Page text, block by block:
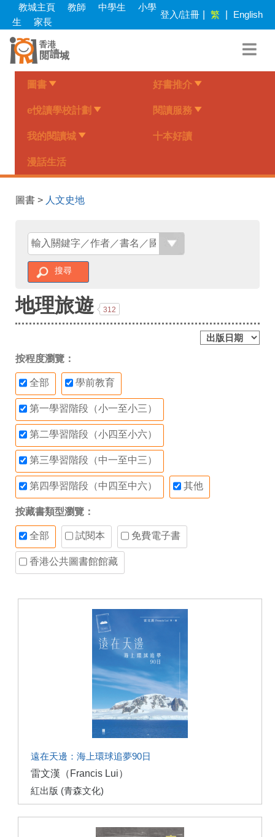
Skip
main
content
教城主頁 教師 中學生
小學
生
家長
登入/註冊 繁 English
圖書 好書推介
e悅讀學校計劃 閱讀服務
我的閱讀城 十本好讀
漫話生活
圖書 > 人文史地
搜尋
地理旅遊 312
按程度瀏覽：
全部 學前教育
第一學習階段（小一至小三）
第二學習階段（小四至小六）
第三學習階段（中一至中三）
第四學習階段（中四至中六） 其他
按藏書類型瀏覽：
全部 試閱本 免費電子書
香港公共圖書館館藏
遠在天邊：海上環球追夢90日
雷文漢（Francis Lui）
紅出版 (青森文化)